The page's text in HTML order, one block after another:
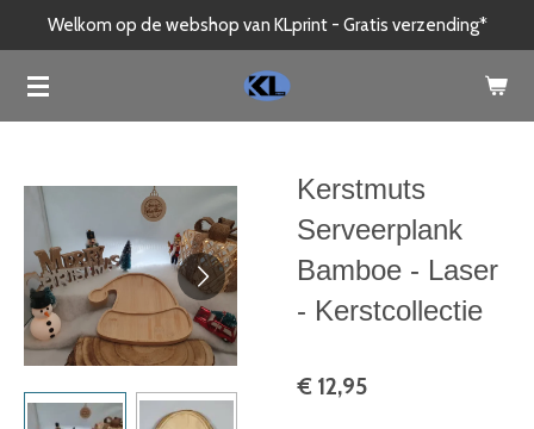
naar
de
Welkom op de webshop van KLprint - Gratis verzending*
Kerstmuts
Serveerplank
Bamboe - Laser
- Kerstcollectie
€ 12,95